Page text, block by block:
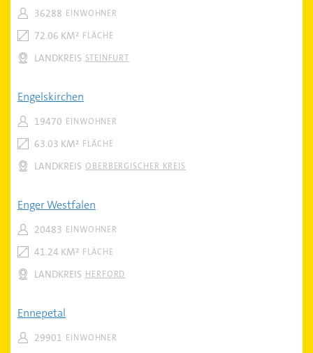
EINWOHNER
36288
FLÄCHE
72.06 KM²
STEINFURT
LANDKREIS
Engelskirchen
EINWOHNER
19470
FLÄCHE
63.03 KM²
OBERBERGISCHER KREIS
LANDKREIS
Enger Westfalen
EINWOHNER
20483
FLÄCHE
41.24 KM²
HERFORD
LANDKREIS
Ennepetal
EINWOHNER
29901